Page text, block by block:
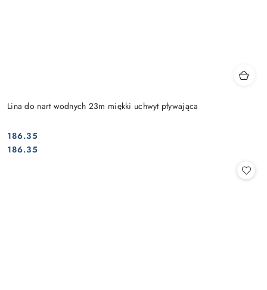
Lina do nart wodnych 23m miękki uchwyt pływająca
Cena:
186.35
Cena:
186.35